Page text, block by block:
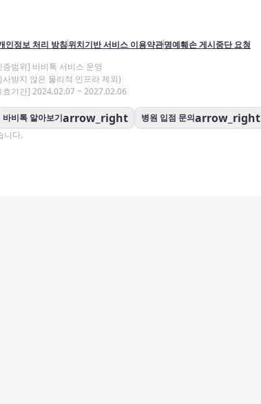
인정보 처리 방침위치기반 서비스 이용약관명예훼손 게시중단 요청
증범위] 바비톡 서비스 운영
사받지 않은 물리적 인프라 제외)
효기간] 2024.02.07 ~ 2027.02.06
바비톡 알아보기arrow_right 병원 입점 문의arrow_right
니다.